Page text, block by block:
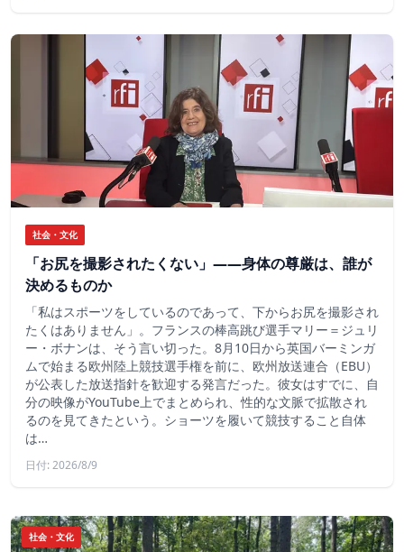
社会・文化
「お尻を撮影されたくない」――身体の尊厳は、誰が
決めるものか
「私はスポーツをしているのであって、下からお尻を撮影され
たくはありません」。フランスの棒高跳び選手マリー＝ジュリ
ー・ボナンは、そう言い切った。8月10日から英国バーミンガ
ムで始まる欧州陸上競技選手権を前に、欧州放送連合（EBU）
が公表した放送指針を歓迎する発言だった。彼女はすでに、自
分の映像がYouTube上でまとめられ、性的な文脈で拡散され
るのを見てきたという。ショーツを履いて競技すること自体
は…
日付: 2026/8/9
社会・文化